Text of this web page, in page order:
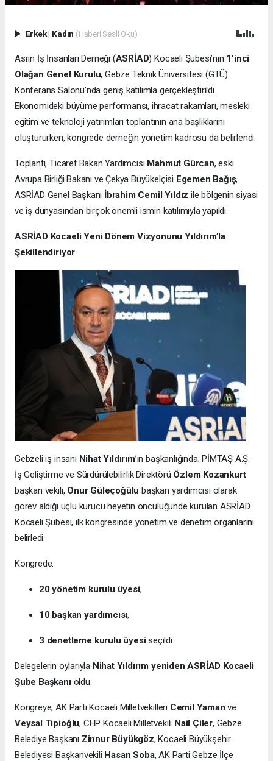
Erkek| Kadın (Haberi Sesli Oku)
Asrın İş İnsanları Derneği (ASRİAD) Kocaeli Şubesi’nin 1’inci
Olağan Genel Kurulu, Gebze Teknik Üniversitesi (GTÜ)
Konferans Salonu’nda geniş katılımla gerçekleştirildi.
Ekonomideki büyüme performansı, ihracat rakamları, mesleki
eğitim ve teknoloji yatırımları toplantının ana başlıklarını
oluştururken, kongrede derneğin yönetim kadrosu da belirlendi.
Toplantı, Ticaret Bakan Yardımcısı Mahmut Gürcan, eski
Avrupa Birliği Bakanı ve Çekya Büyükelçisi Egemen Bağış,
ASRİAD Genel Başkanı İbrahim Cemil Yıldız ile bölgenin siyasi
ve iş dünyasından birçok önemli ismin katılımıyla yapıldı.
ASRİAD Kocaeli Yeni Dönem Vizyonunu Yıldırım’la
Şekillendiriyor
Gebzeli iş insanı Nihat Yıldırım’ın başkanlığında; PİMTAŞ A.Ş.
İş Geliştirme ve Sürdürülebilirlik Direktörü Özlem Kozankurt
başkan vekili, Onur Güleçoğülu başkan yardımcısı olarak
görev aldığı üçlü kurucu heyetin öncülüğünde kurulan ASRİAD
Kocaeli Şubesi, ilk kongresinde yönetim ve denetim organlarını
belirledi.
Kongrede:
20 yönetim kurulu üyesi,
10 başkan yardımcısı,
3 denetleme kurulu üyesiseçildi.
Delegelerin oylarıyla Nihat Yıldırım yeniden ASRİAD Kocaeli
Şube Başkanıoldu.
Kongreye; AK Parti Kocaeli Milletvekilleri Cemil Yaman ve
Veysal Tipioğlu, CHP Kocaeli Milletvekili Nail Çiler, Gebze
Belediye Başkanı Zinnur Büyükgöz, Kocaeli Büyükşehir
Belediyesi Başkanvekili Hasan Soba, AK Parti Gebze İlçe